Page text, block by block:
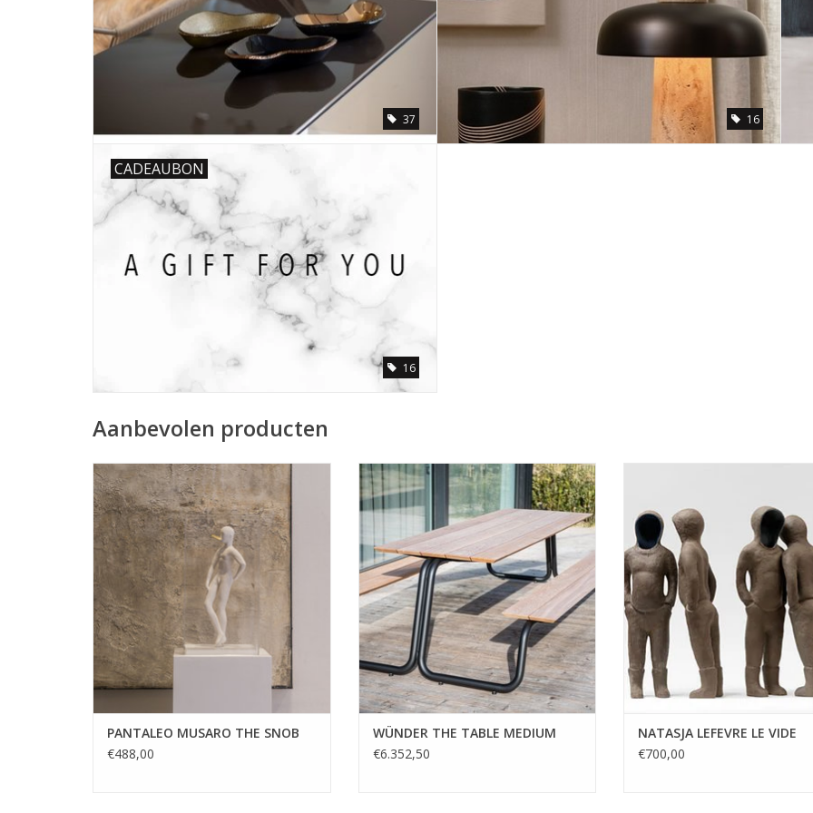
37 16
CADEAUBON
16
Aanbevolen producten
"The Snob", "The Pinocchio", "Ifi" en "Il
Vanitoso" zijn beeldjes van de Italiaanse
kunstenaar Pantaleo Musaro. Ze zijn
handgemaakt in fijne keramiek met een
accent van bladgoud.
TOEVOEGEN AAN WINKELWAGEN
PANTALEO MUSARO THE SNOB
€488,00
Slank, strak en standvastig. Aan The Table
kan 8 tot 12 man gezellig aanschuiven
voor een onderonsje in stijl. De sierlijke
buizen geven het geheel een zachte toets.
Een meubelstuk waar je jaren plezier aan
beleeft.
TOEVOEGEN AAN WINKELWAGEN
WÜNDER THE TABLE MEDIUM
€6.352,50
beelden, lege omhulsels, waarbij
tot een gestileerde,
herleid is. Deze hoog gebakken
balanceren voortdurend
mysterieus niveau
TOEVOEGEN AAN
NATASJA LEFEVRE LE VIDE
€700,00